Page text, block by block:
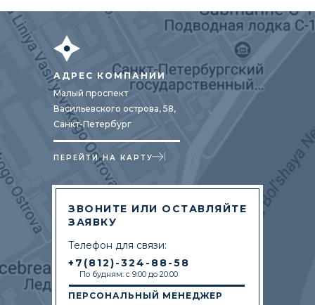
Телефон для связи:
ЗВОНИТЕ ИЛИ ОСТАВЛЯЙТЕ
ЗАЯВКУ
+7(812)-324-88-58
ПЕРСОНАЛЬНЫЙ МЕНЕДЖЕР
По будням: с 9:00 до 20:00
АДРЕС КОМПАНИИ
Малый проспект
Васильевского острова, 58,
Санкт-Петербург
ПЕРЕЙТИ НА КАРТУ